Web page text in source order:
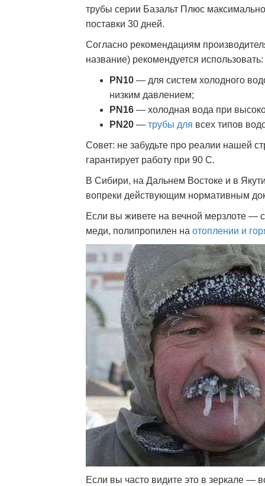
трубы серии Базальт Плюс
поставки 30 дней.
Согласно рекомендациям
название) рекомендуется использовать:
PN10 — для систем холодного
низким давлением;
PN16 — холодная вода при
PN20 — трубы для всех типов
Совет: не забудьте про реалии нашей
гарантирует работу при 90 С.
В Сибири, на Дальнем Востоке и в
вопреки действующим нормативным
Если вы живете на вечной мерзлоте —
меди, полипропилен на отоплении и
Если вы часто видите это в зеркале —